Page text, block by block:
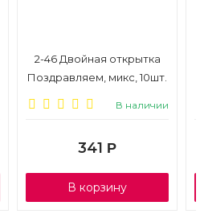
2-46 Двойная открытка
Поздравляем, микс, 10шт.
В наличии
341 Р
В корзину